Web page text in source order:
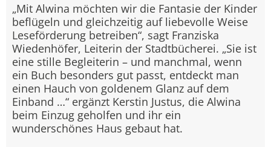
„Mit Alwina möchten wir die Fantasie der Kinder
beflügeln und gleichzeitig auf liebevolle Weise
Leseförderung betreiben“, sagt Franziska
Wiedenhöfer, Leiterin der Stadtbücherei. „Sie ist
eine stille Begleiterin – und manchmal, wenn
ein Buch besonders gut passt, entdeckt man
einen Hauch von goldenem Glanz auf dem
Einband …“ ergänzt Kerstin Justus, die Alwina
beim Einzug geholfen und ihr ein
wunderschönes Haus gebaut hat.